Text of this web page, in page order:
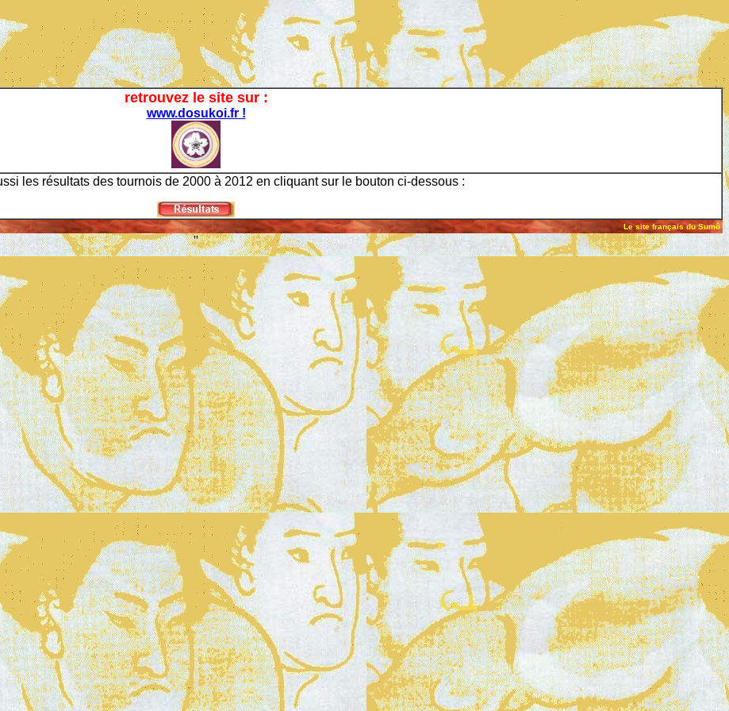
retrouvez le site sur :
www.dosukoi.fr !
les résultats des tournois de 2000 à 2012 en cliquant sur le bouton ci-dessous :
Le site français du Sumô
''